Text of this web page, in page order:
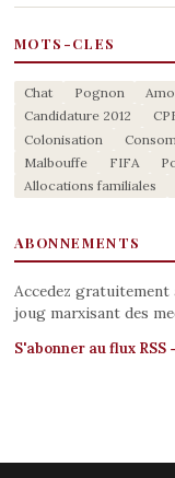
MOTS-CLES
Chat Pognon
Candidature 2012
Colonisation
Malbouffe
FIFA
Allocations familiales
ABONNEMENTS
Accedez
joug marxisant des
S'abonner au flux RSS